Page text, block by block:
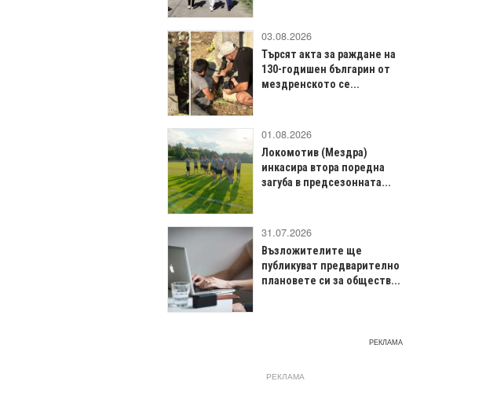
03.08.2026
Търсят акта за раждане на
130-годишен българин от
мездренското се...
01.08.2026
Локомотив (Мездра)
инкасира втора поредна
загуба в предсезонната...
31.07.2026
Възложителите ще
публикуват предварително
плановете си за обществ...
РЕКЛАМА
РЕКЛАМА